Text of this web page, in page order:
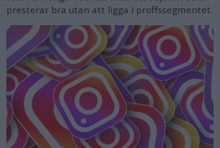
presterar bra utan att ligga i proffssegmentet.